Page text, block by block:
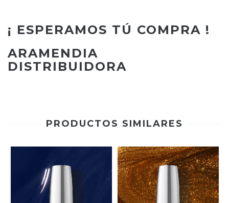
¡ ESPERAMOS TÚ COMPRA !
ARAMENDIA
DISTRIBUIDORA
PRODUCTOS SIMILARES